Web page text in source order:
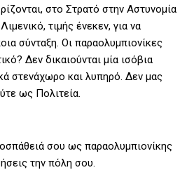
στο Στρατό στην Αστυνομία
τιμής ένεκεν, για να
σύνταξη. Οι παραολυμπιονίκες
Δεν δικαιούνται μία ισόβια
στενάχωρο και λυπηρό. Δεν μας
ως Πολιτεία.
σου ως παραολυμπιονίκης
την πόλη σου.